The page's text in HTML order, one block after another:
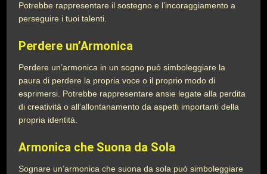
Potrebbe rappresentare il sostegno e l’incoraggiamento a
perseguire i tuoi talenti.
Perdere un’Armonica
Perdere un’armonica in un sogno può simboleggiare la
paura di perdere la propria voce o il proprio modo di
esprimersi. Potrebbe rappresentare ansie legate alla perdita
di creatività o all’allontanamento da aspetti importanti della
propria identità.
Armonica che Suona da Sola
Sognare un’armonica che suona da sola può simboleggiare